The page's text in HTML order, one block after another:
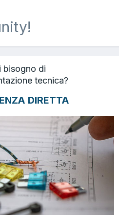
bisogno di
tecnica?
DIRETTA